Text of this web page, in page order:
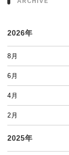
2026年
8月
6月
4月
2月
2025年